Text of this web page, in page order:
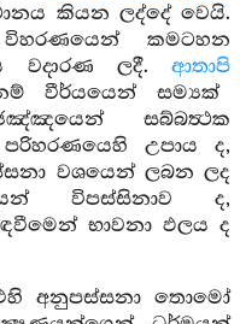
කියන ලද්දේ වෙයි.
කමටහන
වදාරණ ලදී. ආතාපි
වීර්යයෙන් සම්‍යක්
සබ්බත්‍ථක
උපාය ද,
වශයෙන් ලබන ලද
විපස්සිනාව ද,
භාවනා ඵලය ද
අනුපස්සනා තොමෝ